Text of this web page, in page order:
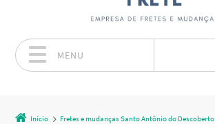
MENU
Início Fretes e mudanças Santo Antônio do Descoberto